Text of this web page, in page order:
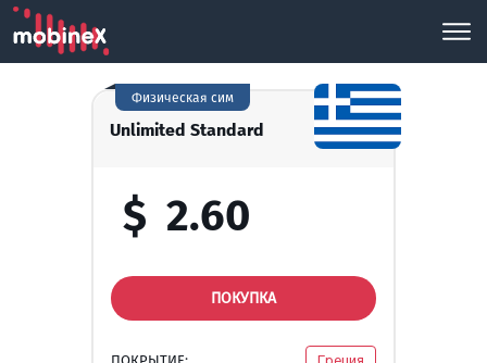
Unlimited Standard
Физическая сим
$ 2.60
ПОКУПКА
ПОКРЫТИЕ: Греция